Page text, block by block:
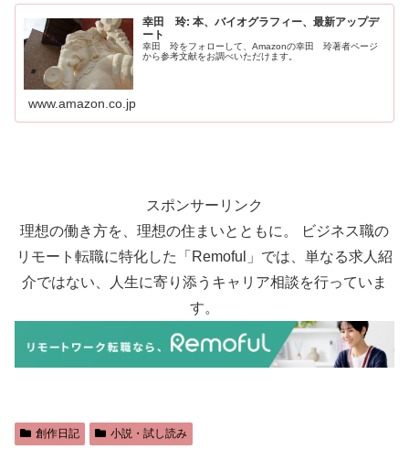
幸田 玲: 本、バイオグラフィー、最新アップデ
ート
幸田 玲をフォローして、Amazonの幸田 玲著者ページ
から参考文献をお調べいただけます。
www.amazon.co.jp
スポンサーリンク
理想の働き方を、理想の住まいとともに。 ビジネス職の
リモート転職に特化した「Remoful」では、単なる求人紹
介ではない、人生に寄り添うキャリア相談を行っていま
す。
創作日記 小説・試し読み